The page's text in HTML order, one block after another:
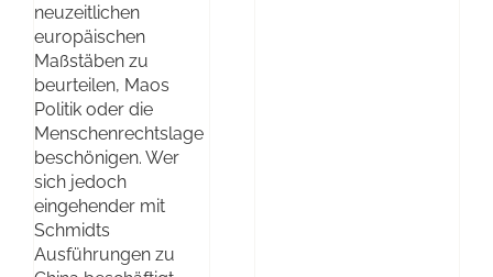
neuzeitlichen
europäischen
Maßstäben zu
beurteilen, Maos
Politik oder die
Menschenrechtslage
beschönigen. Wer
sich jedoch
eingehender mit
Schmidts
Ausführungen zu